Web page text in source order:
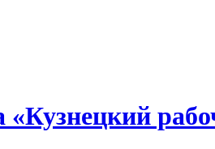
«Кузнецкий